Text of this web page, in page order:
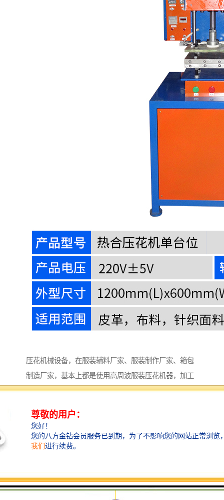
压花机械设备，在服装辅料厂家、服装制作厂家、箱包
制造厂家，基本上都是使用高周波服装压花机器，加工
的产品除了服装、鞋帽、箱包、皮带、皮包以及其他各